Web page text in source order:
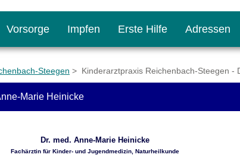
Vorsorge Impfen Erste Hilfe Adressen
Steegen > Kinderarztpraxis Reichenbach-Steegen -
Marie Heinicke
Dr. med. Anne-Marie Heinicke
Fachärztin für Kinder- und Jugendmedizin, Naturheilkunde